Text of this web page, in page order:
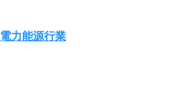
電力能源行業